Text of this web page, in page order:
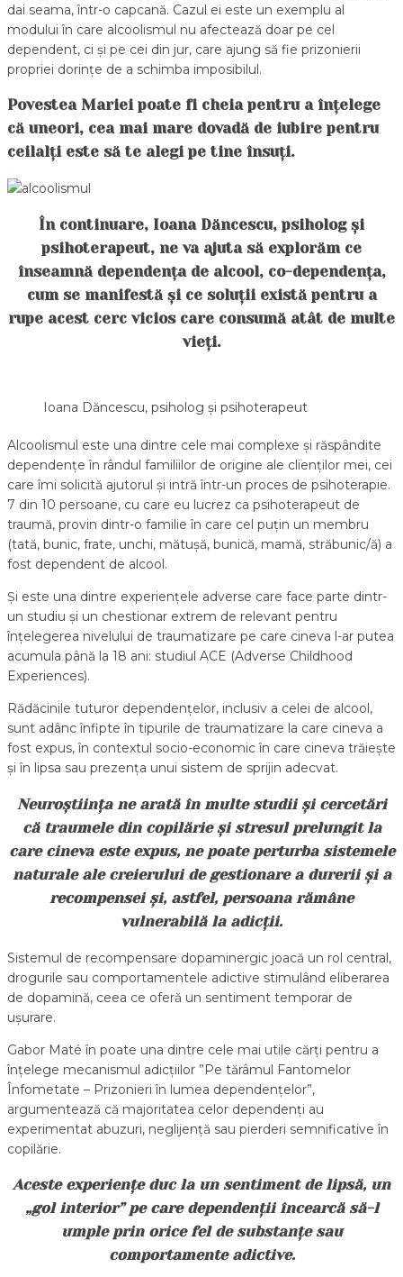
dai seama, într-o capcană. Cazul ei este un exemplu al
modului în care alcoolismul nu afectează doar pe cel
dependent, ci și pe cei din jur, care ajung să fie prizonierii
propriei dorințe de a schimba imposibilul.
Povestea Mariei poate fi cheia pentru a înțelege
că uneori, cea mai mare dovadă de iubire pentru
ceilalți este să te alegi pe tine însuți.
În continuare, Ioana Dăncescu, psiholog și
psihoterapeut, ne va ajuta să explorăm ce
înseamnă dependența de alcool, co-dependența,
cum se manifestă și ce soluții există pentru a
rupe acest cerc vicios care consumă atât de multe
vieți.
Ioana Dăncescu, psiholog și psihoterapeut
Alcoolismul este una dintre cele mai complexe și răspândite
dependențe în rândul familiilor de origine ale clienților mei, cei
care îmi solicită ajutorul și intră într-un proces de psihoterapie.
7 din 10 persoane, cu care eu lucrez ca psihoterapeut de
traumă, provin dintr-o familie în care cel puțin un membru
(tată, bunic, frate, unchi, mătușă, bunică, mamă, străbunic/ă) a
fost dependent de alcool.
Și este una dintre experiențele adverse care face parte dintr-
un studiu și un chestionar extrem de relevant pentru
înțelegerea nivelului de traumatizare pe care cineva l-ar putea
acumula până la 18 ani: studiul ACE (Adverse Childhood
Experiences).
Rădăcinile tuturor dependențelor, inclusiv a celei de alcool,
sunt adânc înfipte în tipurile de traumatizare la care cineva a
fost expus, în contextul socio-economic în care cineva trăiește
și în lipsa sau prezența unui sistem de sprijin adecvat.
Neuroștiința ne arată în multe studii și cercetări
că traumele din copilărie și stresul prelungit la
care cineva este expus, ne poate perturba sistemele
naturale ale creierului de gestionare a durerii și a
recompensei și, astfel, persoana rămâne
vulnerabilă la adicții.
Sistemul de recompensare dopaminergic joacă un rol central,
drogurile sau comportamentele adictive stimulând eliberarea
de dopamină, ceea ce oferă un sentiment temporar de
ușurare.
Gabor Maté în poate una dintre cele mai utile cărți pentru a
înțelege mecanismul adicțiilor ”Pe tărâmul Fantomelor
Înfometate – Prizonieri în lumea dependențelor”,
argumentează că majoritatea celor dependenți au
experimentat abuzuri, neglijență sau pierderi semnificative în
copilărie.
Aceste experiențe duc la un sentiment de lipsă, un
„gol interior” pe care dependenții încearcă să-l
umple prin orice fel de substanțe sau
comportamente adictive.